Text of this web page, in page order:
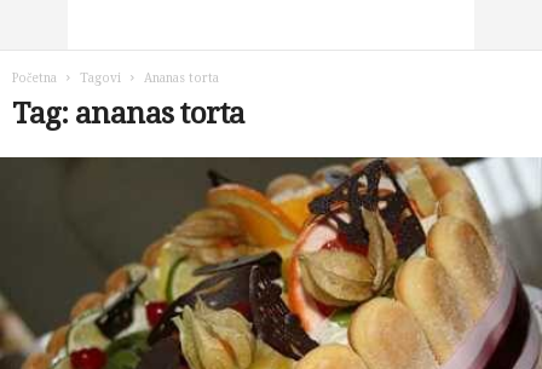
Početna Tagovi Ananas torta
Tag: ananas torta